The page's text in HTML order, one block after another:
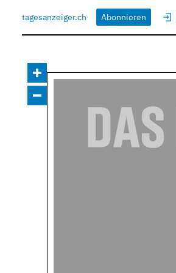
tagesanzeiger.ch Abonnieren